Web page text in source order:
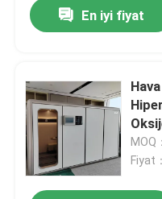
En iyi fiyat
MOQ
Fiyat